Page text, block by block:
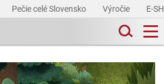
Pečie celé Slovensko Výročie E-